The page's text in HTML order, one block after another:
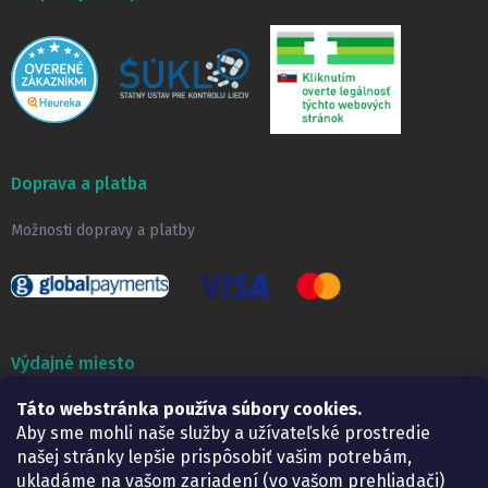
Táto webstránka používa súbory cookies.
Aby sme mohli naše služby a užívateľské prostredie
našej stránky lepšie prispôsobiť vašim potrebám,
ukladáme na vašom zariadení (vo vašom prehliadači)
Doprava a platba
Možnosti dopravy a platby
Výdajné miesto
Lekáreň ADONAI
Košice – Smetanova 2
Pondelok:
07.30 – 15.30 h.
Utorok:
07.30 – 16.00 h.